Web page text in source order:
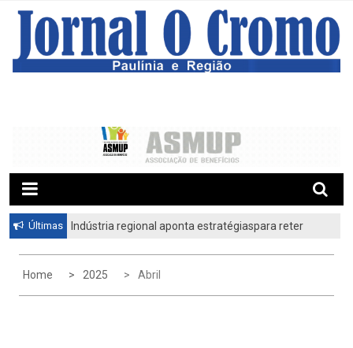
Últimas
Indústria regional aponta estratégiaspara reter
Home
2025 Abril